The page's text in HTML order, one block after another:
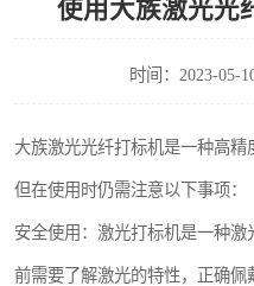
使用大族激光光
时间：2023-05-
大族激光光纤打标机是一种高精
但在使用时仍需注意以下事项：
安全使用：激光打标机是一种
前需要了解激光的特性，正确
光纤激光打标机
CO2激光打标机
大族激光紫外打标机
二氧化碳打标机